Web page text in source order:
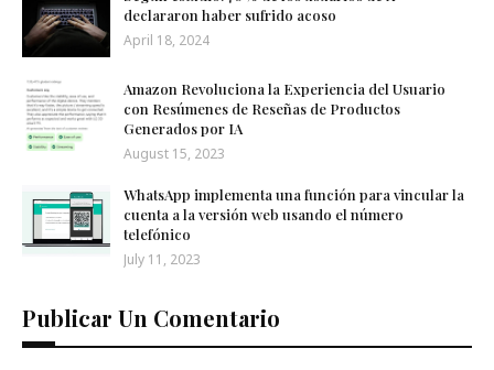
declararon haber sufrido acoso
April 18, 2024
Amazon Revoluciona la Experiencia del Usuario
con Resúmenes de Reseñas de Productos
Generados por IA
August 15, 2023
WhatsApp implementa una función para vincular la
cuenta a la versión web usando el número
telefónico
July 11, 2023
Publicar Un Comentario